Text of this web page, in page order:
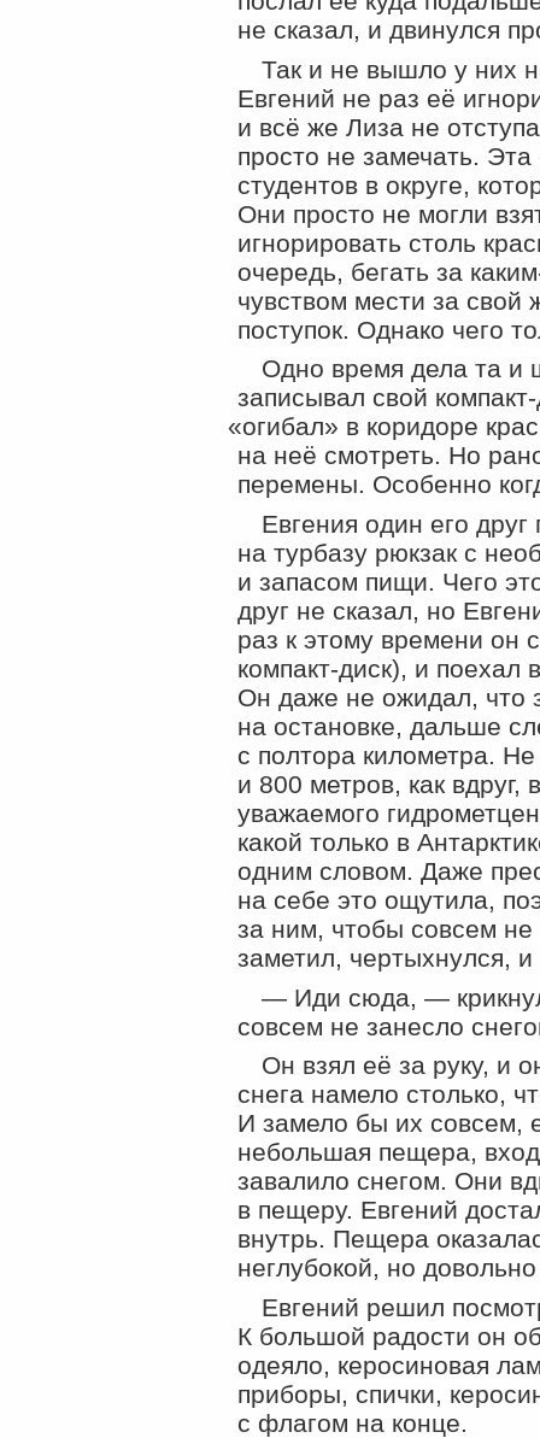
не сказал, и двинулся
Так и не вышло у них
Евгений не раз её
и всё же Лиза не
просто не замечать.
студентов в округе,
Они просто не могли
игнорировать столь
очередь, бегать за
чувством мести за свой
поступок. Однако чего
Одно время дела та и
записывал свой
«огибал» в коридоре
на неё смотреть. Но
перемены. Особенно
Евгения один его
на турбазу рюкзак с
и запасом пищи. Чего
друг не сказал, но
раз к этому времени он
компакт-диск), и поехал
Он даже не ожидал, что
на остановке, дальше
с полтора километра.
и 800 метров, как вдруг,
уважаемого
какой только в
одним словом. Даже
на себе это ощутила,
за ним, чтобы совсем не
заметил, чертыхнулся, и
— Иди сюда, —
совсем не занесло
Он взял её за руку, и
снега намело столько,
И замело бы их совсем,
небольшая пещера,
завалило снегом. Они
в пещеру. Евгений
внутрь. Пещера
неглубокой, но
Евгений решил
К большой радости он
одеяло, керосиновая
приборы, спички,
с флагом на конце.